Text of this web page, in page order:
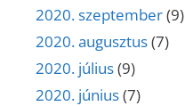
2020. szeptember(9)
2020. augusztus(7)
2020. július(9)
2020. június(7)